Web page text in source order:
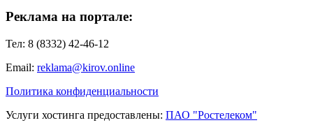
Реклама на портале:
Тел: 8 (8332) 42-46-12
Email: reklama@kirov.online
Политика конфиденциальности
Услуги хостинга предоставлены: ПАО "Ростелеком"